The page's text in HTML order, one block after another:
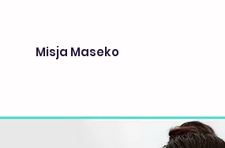
Misja Maseko